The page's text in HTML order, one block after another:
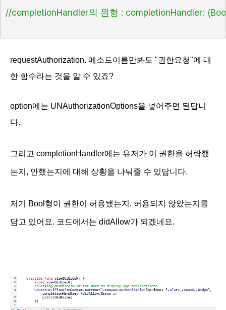
//completionHandler의 원형 : completionHandler:
requestAuthorization. 메소드이름만봐도 "권한요청"에 대
한 함수라는 것을 알 수 있죠?
option에는 UNAuthorizationOptions을 넣어주면 된답니
다.
그리고 completionHandler에는 유저가 이 권한을 허락했
는지, 안했는지에 대해 상황을 나눠줄 수 있답니다.
저기 Bool형이 권한이 허용됐는지, 허용되지 않았는지를
담고 있어요. 코드에서는 didAllow가 되겠네요.